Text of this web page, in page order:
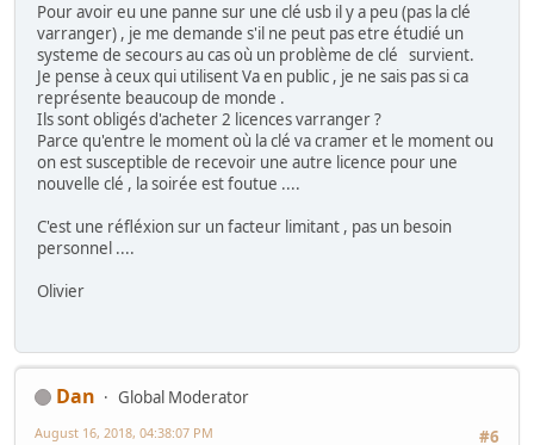
Pour avoir eu une panne sur une clé usb il y a peu (pas la clé
varranger) , je me demande s'il ne peut pas etre étudié un
systeme de secours au cas où un problème de clé survient.
Je pense à ceux qui utilisent Va en public , je ne sais pas si ca
représente beaucoup de monde .
Ils sont obligés d'acheter 2 licences varranger ?
Parce qu'entre le moment où la clé va cramer et le moment ou
on est susceptible de recevoir une autre licence pour une
nouvelle clé , la soirée est foutue ....
C'est une réfléxion sur un facteur limitant , pas un besoin
personnel ....
Olivier
Dan
Global Moderator
#6
August 16, 2018, 04:38:07 PM